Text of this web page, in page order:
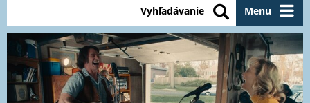
Menu
Vyhľadávanie